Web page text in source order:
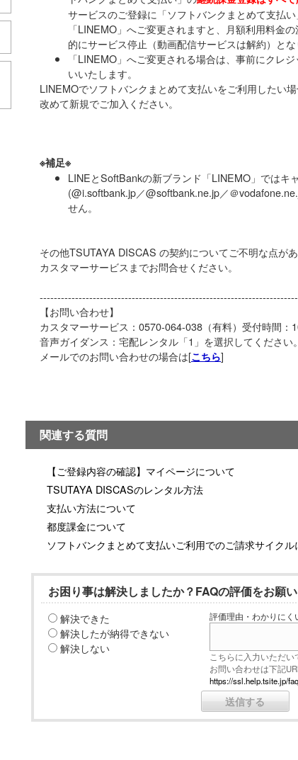
サービスのご登録に「ソフトバンクまとめて支払
「LINEMO」へご変更されますと、月額利用料金
的にサービス停止（動画配信サービスは解約）とな
「LINEMO」へご変更される場合は、事前にクレ
いいたします。
LINEMOでソフトバンクまとめて支払いをご利用したい
改めて新規でご加入ください。
※補足※
LINEとSoftBankの新ブランド「LINEMO」ではキ
(@i.softbank.jp／@softbank.ne.jp／＠
せん。
その他TSUTAYA DISCAS の契約についてご不明な点が
カスタマーサービスまでお問合せください。
【お問い合わせ】
カスタマーサービス：0570-064-038（有料）受付時間：
音声ガイダンス：宅配レンタル「1」を選択してください。
メールでのお問い合わせの場合は[こちら]
関連する質問
【ご登録内容の確認】マイページについて
TSUTAYA DISCASのレンタル方法
支払い方法について
都度課金について
ソフトバンクまとめて支払いご利用でのご請求サイクル
お困り事は解決しましたか？FAQの評価をお願い
解決できた
解決したが納得できない
解決しない
評価理由・わかりにく
こちらに入力いただい
お問い合わせは下記
https://ssl.help.tsite.jp/